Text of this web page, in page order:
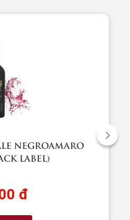
NEGROAMARO
LABEL)
đ